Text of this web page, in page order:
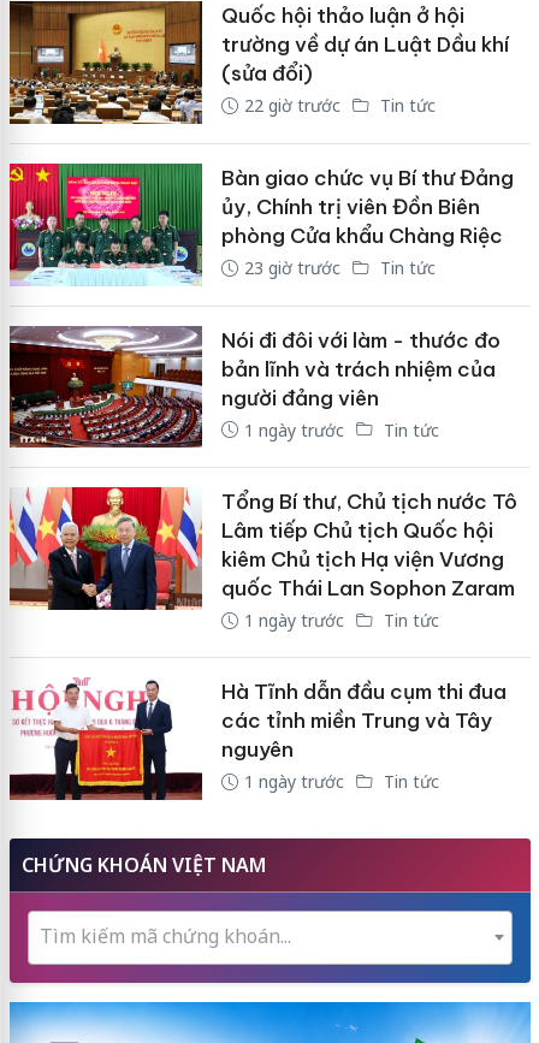
Quốc hội thảo luận ở hội
trường về dự án Luật Dầu khí
(sửa đổi)
22 giờ trước Tin tức
Bàn giao chức vụ Bí thư Đảng
ủy, Chính trị viên Đồn Biên
phòng Cửa khẩu Chàng Riệc
23 giờ trước Tin tức
Nói đi đôi với làm - thước đo
bản lĩnh và trách nhiệm của
người đảng viên
1 ngày trước Tin tức
Tổng Bí thư, Chủ tịch nước Tô
Lâm tiếp Chủ tịch Quốc hội
kiêm Chủ tịch Hạ viện Vương
quốc Thái Lan Sophon Zaram
1 ngày trước Tin tức
Hà Tĩnh dẫn đầu cụm thi đua
các tỉnh miền Trung và Tây
nguyên
1 ngày trước Tin tức
CHỨNG KHOÁN VIỆT NAM
Tìm kiếm mã chứng khoán...